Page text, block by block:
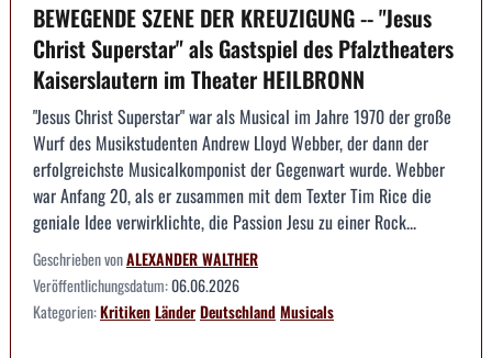
BEWEGENDE SZENE DER KREUZIGUNG -- "Jesus
Christ Superstar" als Gastspiel des Pfalztheaters
Kaiserslautern im Theater HEILBRONN
"Jesus Christ Superstar" war als Musical im Jahre 1970 der große
Wurf des Musikstudenten Andrew Lloyd Webber, der dann der
erfolgreichste Musicalkomponist der Gegenwart wurde. Webber
war Anfang 20, als er zusammen mit dem Texter Tim Rice die
geniale Idee verwirklichte, die Passion Jesu zu einer Rock...
Geschrieben vonALEXANDER WALTHER
Veröffentlichungsdatum:06.06.2026
Kategorien:KritikenLänderDeutschlandMusicals